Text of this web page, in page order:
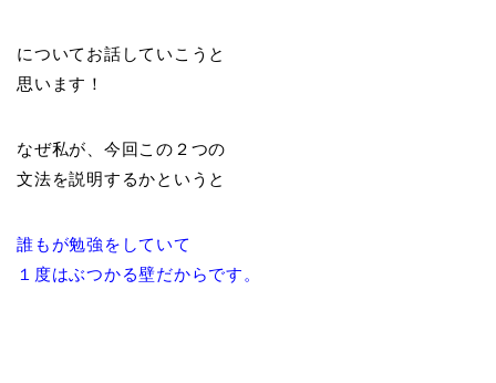
についてお話していこうと
思います！
なぜ私が、今回この２つの
文法を説明するかというと
誰もが勉強をしていて
１度はぶつかる壁だからです。